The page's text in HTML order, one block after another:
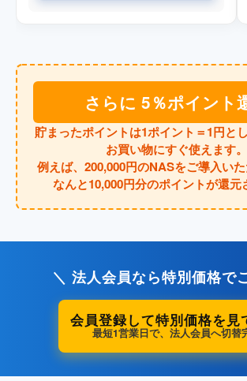
さらに 5％ポイント
貯まったポイントは1ポイント＝1円と
お買い物にすぐ使えます。
例えば、200,000円のNASをご導入いた
なんと10,000円分のポイントが還元
＼ 法人会員なら特別価格で
会員登録して特別価格を見
最短1営業日で、法人会員へ切替